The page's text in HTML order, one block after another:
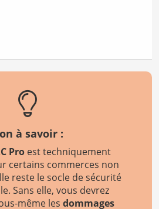
à savoir :
Proest techniquement
certains commerces non
reste le socle de sécurité
Sans elle, vous devrez
même les dommages